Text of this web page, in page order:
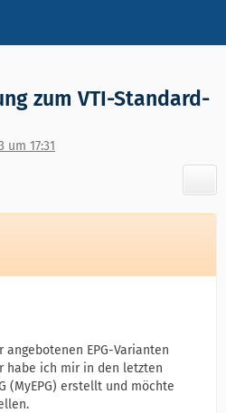
zum VTI-Standard-
um 17:31
EPG-Varianten
habe ich mir in den letzten
(MyEPG) erstellt und möchte